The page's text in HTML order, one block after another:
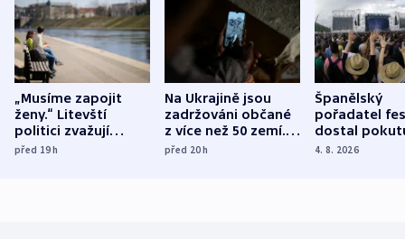
„Musíme zapojit
ženy.“ Litevští
politici zvažují
dohodu o
před 19h
Na Ukrajině jsou
zadržováni občané
z více než 50 zemí.
Bojovali na straně
před 20h
Španělský
pořadatel
dostal
nekalé
4. 8. 2026